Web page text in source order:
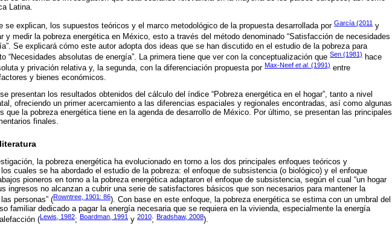
Latina.
se explican, los supuestos teóricos y el marco metodológico de la propuesta desarrollada por García (2011 y
y medir la pobreza energética en México, esto a través del método denominado “Satisfacción de necesidades
Se explicará cómo este autor adopta dos ideas que se han discutido en el estudio de la pobreza para
“Necesidades absolutas de energía”. La primera tiene que ver con la conceptualización que Sen (1981) hace
y privación relativa y, la segunda, con la diferenciación propuesta por Max-Neef et al. (1991) entre
y bienes económicos.
presentan los resultados obtenidos del cálculo del índice “Pobreza energética en el hogar”, tanto a nivel
ofreciendo un primer acercamiento a las diferencias espaciales y regionales encontradas, así como algunas
que la pobreza energética tiene en la agenda de desarrollo de México. Por último, se presentan las principales
finales.
la pobreza energética ha evolucionado en torno a los dos principales enfoques teóricos y
cuales se ha abordado el estudio de la pobreza: el enfoque de subsistencia (o biológico) y el enfoque
pioneros en torno a la pobreza energética adaptaron el enfoque de subsistencia, según el cual “un hogar
ingresos no alcanzan a cubrir una serie de satisfactores básicos que son necesarios para mantener la
personas” (Rowntree, 1901: 86). Con base en este enfoque, la pobreza energética se estima con un umbral del
familiar dedicado a pagar la energía necesaria que se requiera en la vivienda, especialmente la energía
( Lewis, 1982; Boardman, 1991 y 2010; Bradshaw, 2008).